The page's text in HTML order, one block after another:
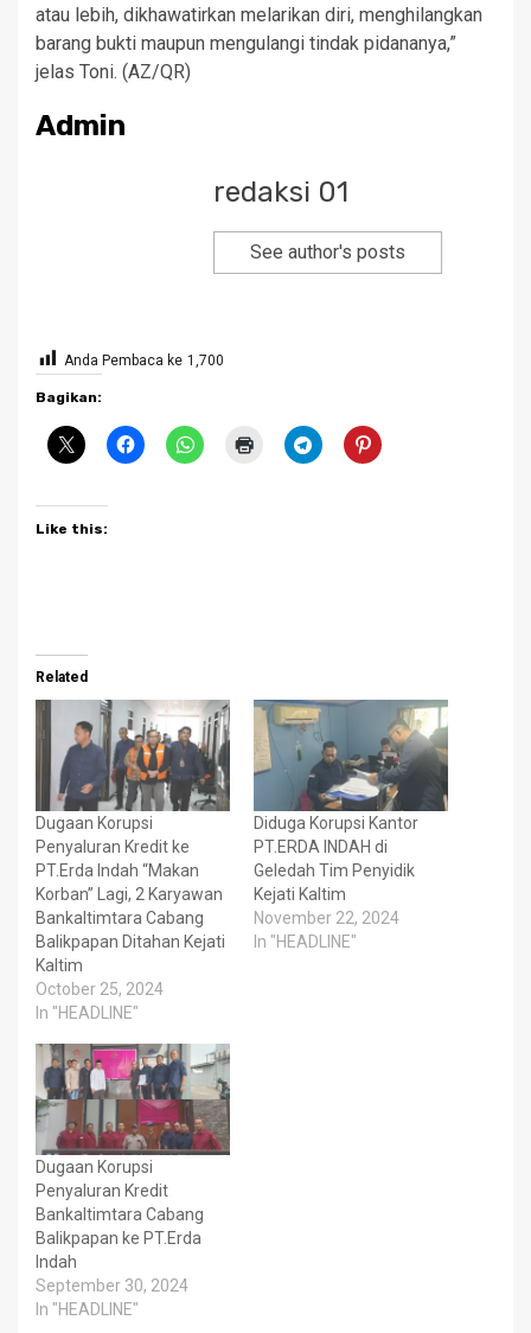
atau lebih, dikhawatirkan melarikan diri, menghilangkan
barang bukti maupun mengulangi tindak pidananya,”
jelas Toni. (AZ/QR)
Admin
redaksi 01
See author's posts
Anda Pembaca ke 1,700
Bagikan:
Like this:
Related
Dugaan Korupsi
Penyaluran Kredit ke
PT.Erda Indah “Makan
Korban” Lagi, 2 Karyawan
Bankaltimtara Cabang
Balikpapan Ditahan Kejati
Kaltim
October 25, 2024
In "HEADLINE"
Diduga Korupsi Kantor
PT.ERDA INDAH di
Geledah Tim Penyidik
Kejati Kaltim
November 22, 2024
In "HEADLINE"
Dugaan Korupsi
Penyaluran Kredit
Bankaltimtara Cabang
Balikpapan ke PT.Erda
Indah
September 30, 2024
In "HEADLINE"